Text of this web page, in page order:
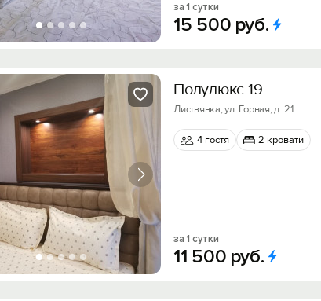
за 1 сутки
15 500 руб.
Полулюкс 19
Листвянка, ул. Горная, д. 21
4 гостя 2 кровати
за 1 сутки
11 500 руб.